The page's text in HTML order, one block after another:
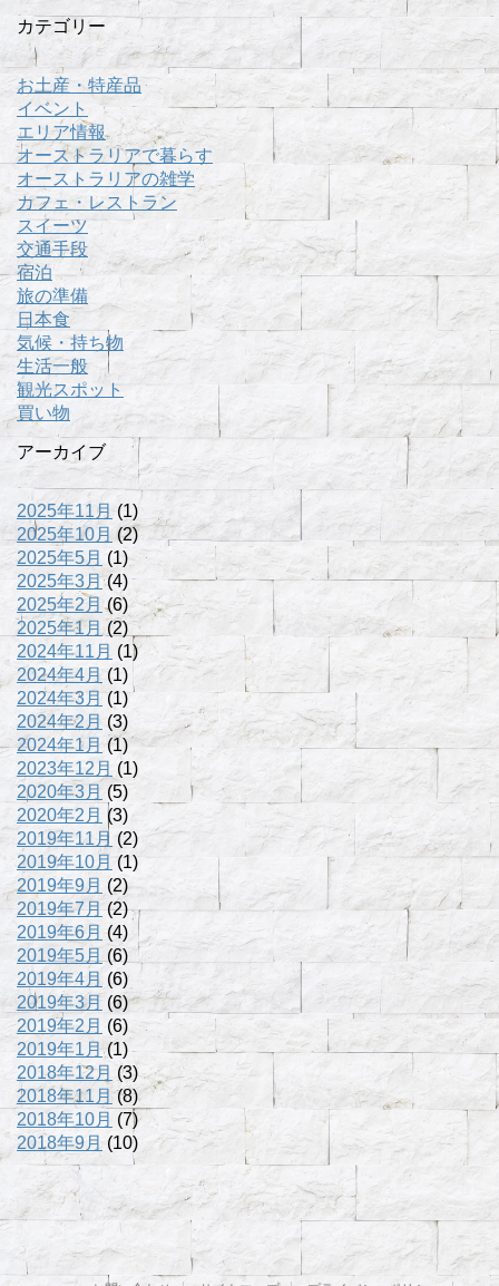
カテゴリー
お土産・特産品
イベント
エリア情報
オーストラリアで暮らす
オーストラリアの雑学
カフェ・レストラン
スイーツ
交通手段
宿泊
旅の準備
日本食
気候・持ち物
生活一般
観光スポット
買い物
アーカイブ
2025年11月 (1)
2025年10月 (2)
2025年5月 (1)
2025年3月(4)
2025年2月 (6)
2025年1月 (2)
2024年11月 (1)
2024年4月 (1)
2024年3月 (1)
2024年2月 (3)
2024年1月 (1)
2023年12月 (1)
2020年3月 (5)
2020年2月 (3)
2019年11月 (2)
2019年10月 (1)
2019年9月 (2)
2019年7月 (2)
2019年6月 (4)
2019年5月 (6)
2019年4月 (6)
2019年3月 (6)
2019年2月 (6)
2019年1月(1)
2018年12月 (3)
2018年11月 (8)
2018年10月 (7)
2018年9月 (10)